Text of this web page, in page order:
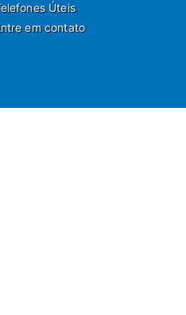
Úteis
em contato